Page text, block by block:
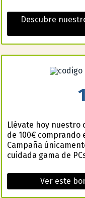
Descubre
Llévate hoy nuestro
de 100€ comprando
Campaña
cuidada gama de
Ver este